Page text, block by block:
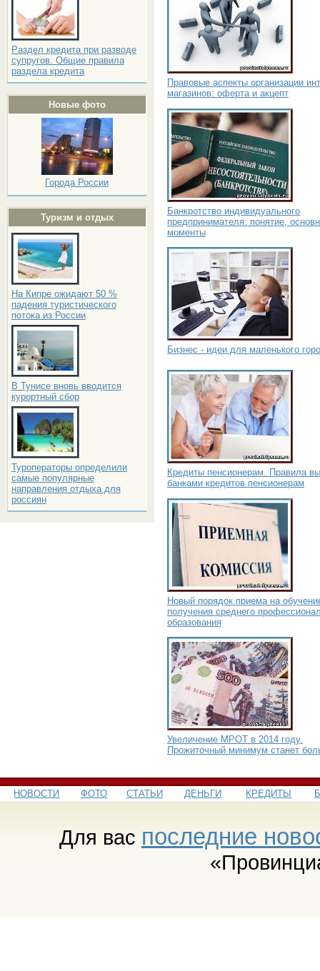
Раздел кредита при разводе
супругов. Общие правила
раздела кредита
Новые фото
Города России
Туризм и отдых
На Кипре ожидают 50 %
падения туристического
потока из России
В Тунисе вновь вводится
курортный сбор
Туроператоры определили
самые популярные
направления отдыха для
россиян
Правовые аспекты организации
магазинов: оферта и акцепт
Банкротство индивидуального
предпринимателя: понятие,
моменты
Бизнес - идеи для маленького
Кредиты пенсионерам. Правила
банками кредитов пенсионерам
Новый порядок приема на
получения среднего
образования
Увеличение МРОТ в 2014 году.
Прожиточный минимум станет
НОВОСТИ ФОТО СТАТЬИ ДЕНЬГИ КРЕДИТЫ
Для вас последние